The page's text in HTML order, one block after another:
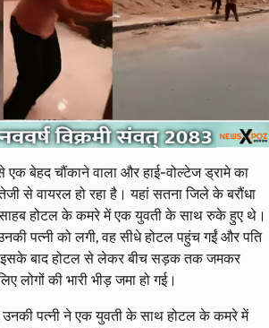
एक बेहद चौंकाने वाला और हाई-वोल्टेज ड्रामे का
से वायरल हो रहा है। यहां सतना जिले के बरौंधा
होटल के कमरे में एक युवती के साथ रुके हुए थे।
पत्नी को लगी, वह सीधे होटल पहुंच गईं और पति
इसके बाद होटल से लेकर बीच सड़क तक जमकर
लोगों की भारी भीड़ जमा हो गई।
उनकी पत्नी ने एक युवती के साथ होटल के कमरे में